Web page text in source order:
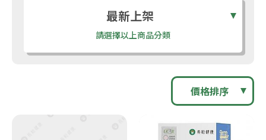
最新上架
請選擇以上商品分類
價格排序